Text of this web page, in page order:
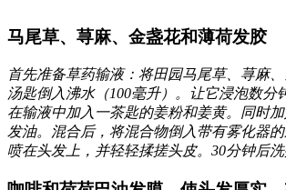
马尾草、荨麻、金盏花和薄荷发胶
首先准备草药输液：将田园马尾草、荨麻
汤匙倒入沸水（100毫升）。让它浸泡数分
在输液中加入一茶匙的姜粉和姜黄。同时
发油。混合后，将混合物倒入带有雾化器
喷在头发上，并轻轻揉搓头皮。30分钟后洗